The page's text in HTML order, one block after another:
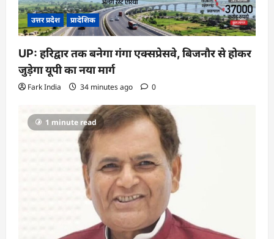
n
उत्तर प्रदेश प्रादेशिक
UP: हरिद्वार तक बनेगा गंगा एक्सप्रेसवे, बिजनौर से होकर
जुड़ेगा यूपी का नया मार्ग
Fark India 34 minutes ago 0
1 minute read